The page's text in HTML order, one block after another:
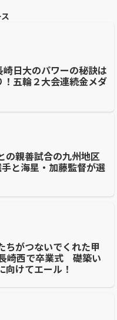
崎日大のパワーの秘訣は
五輪２大会連続金メダ
の親善試合の九州地区
と海星・加藤監督が選
ちがつないでくれた甲
崎西で卒業式 礎築い
向けてエール！